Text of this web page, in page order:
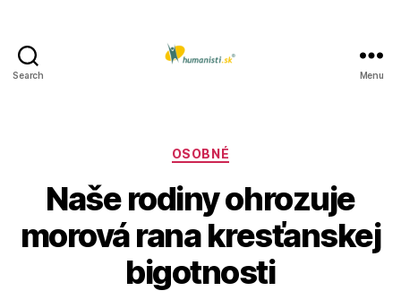
Search Menu
Kategórie
OSOBNÉ
Naše rodiny ohrozuje
morová rana kresťanskej
bigotnosti